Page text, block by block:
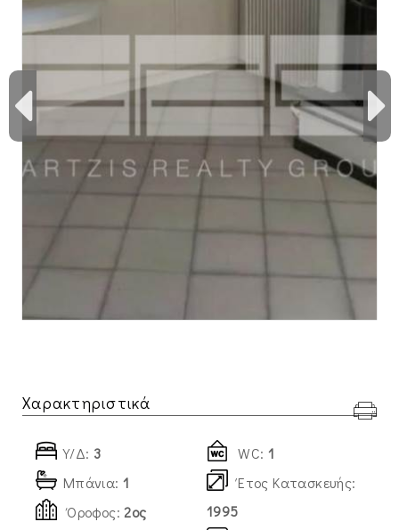
Χαρακτηριστικά
Υ/Δ: 3
Μπάνια: 1
Όροφος: 2ος
WC: 1
Έτος Κατασκευής:
1995